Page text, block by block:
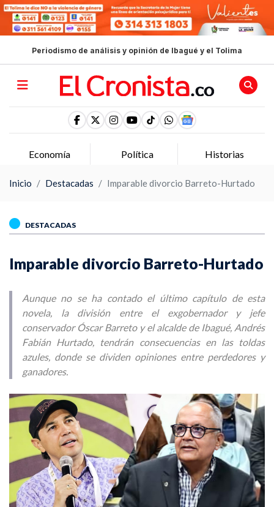
Periodismo de análisis y opinión de Ibagué y el Tolima
Economía Política Historias
Inicio Destacadas Imparable divorcio Barreto-Hurtado
DESTACADAS
Imparable divorcio Barreto-Hurtado
Aunque no se ha contado el último capítulo de esta
novela, la división entre el exgobernador y jefe
conservador Óscar Barreto y el alcalde de Ibagué, Andrés
Fabián Hurtado, tendrán consecuencias en las toldas
azules, donde se dividen opiniones entre perdedores y
ganadores.